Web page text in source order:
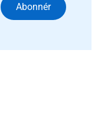
Abonnér